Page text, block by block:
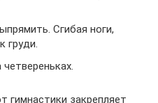
Сгибая ноги,
груди.
гимнастики закрепляет